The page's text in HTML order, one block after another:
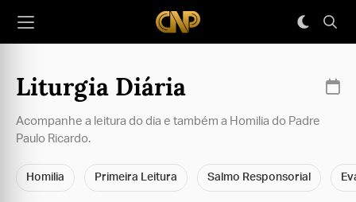
Liturgia Diária
Acompanhe a leitura do dia e também a Homilia do Padre
Paulo Ricardo.
Homilia Primeira Leitura Salmo Responsorial